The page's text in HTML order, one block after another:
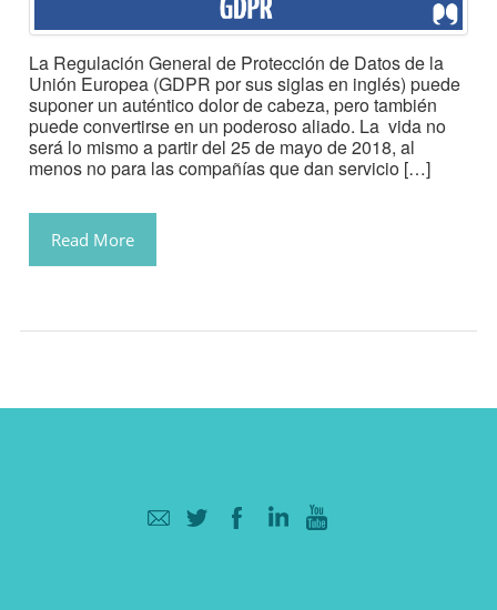
La Regulación General de Protección de Datos de la
Unión Europea (GDPR por sus siglas en inglés) puede
suponer un auténtico dolor de cabeza, pero también
puede convertirse en un poderoso aliado. La vida no
será lo mismo a partir del 25 de mayo de 2018, al
menos no para las compañías que dan servicio […]
Read More